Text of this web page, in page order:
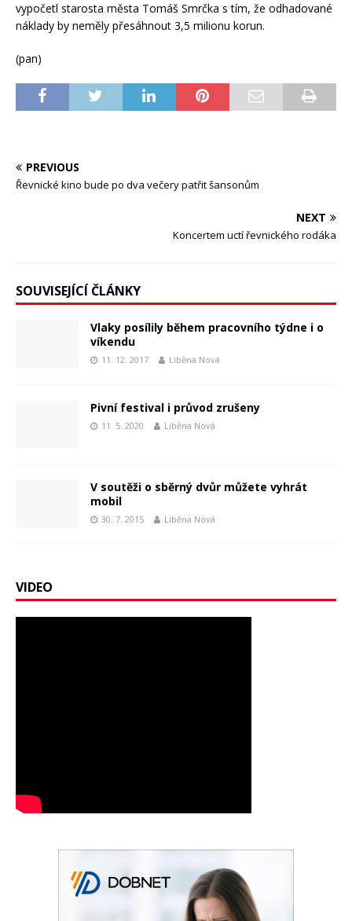
vypočetl starosta města Tomáš Smrčka s tím, že odhadované
náklady by neměly přesáhnout 3,5 milionu korun.
(pan)
PREVIOUS
Řevnické kino bude po dva večery patřit šansonům
NEXT
Koncertem uctí řevnického rodáka
SOUVISEJÍCÍ ČLÁNKY
Vlaky posílily během pracovního týdne i o
víkendu
11. 12. 2017 Liběna Nová
Pivní festival i průvod zrušeny
11. 5. 2020 Liběna Nová
V soutěži o sběrný dvůr můžete vyhrát
mobil
30. 7. 2015 Liběna Nová
VIDEO